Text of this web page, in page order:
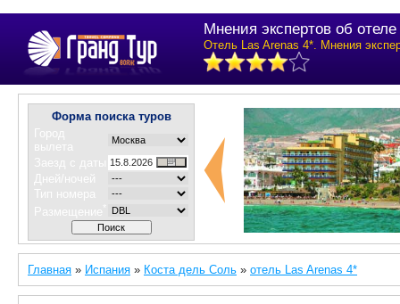
Мнения экспертов об
Отель Las Arenas 4*. Мнения
Форма поиска туров
Город
вылета
Заезд с даты
Дней/ночей
Тип номера
Размещение
Главная » Испания » Коста дель Соль » отель Las Arenas 4*